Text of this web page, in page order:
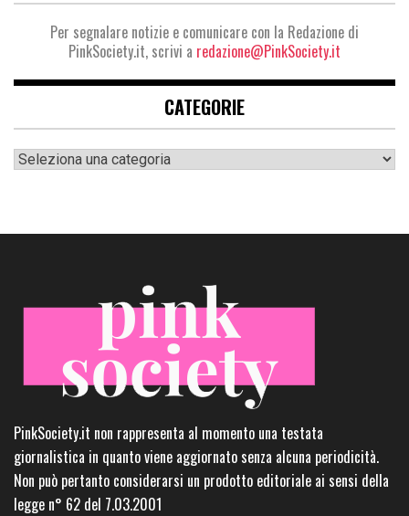
Per segnalare notizie e comunicare con la Redazione di
PinkSociety.it, scrivi a redazione@PinkSociety.it
CATEGORIE
Categorie
PinkSociety.it non rappresenta al momento una testata
giornalistica in quanto viene aggiornato senza alcuna periodicità.
Non può pertanto considerarsi un prodotto editoriale ai sensi della
legge n° 62 del 7.03.2001